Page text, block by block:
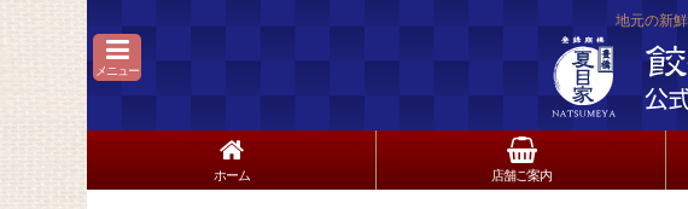
地元の新
メニュー
ホーム 店舗ご案内